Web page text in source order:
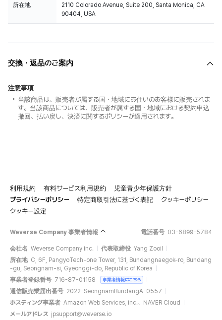
所在地
2110 Colorado Avenue, Suite 200, Santa Monica, CA
90404, USA
交換・返品のご案内
注意事項
当該商品は、販売者が属する国・地域にお住いのお客様に販売されま
す。当該商品については、販売者が属する国・地域における契約申込
撤回、払い戻し、決済に関するポリシーが適用されます。
利用規約 有料サービス利用規約
児童青少年保護方針
プライバシーポリシー
特定商取引法に基づく表記
クッキーポリシー
クッキー設定
Weverse Company 事業者情報 電話番号 03-6899-5784
会社名 Weverse Company Inc. 代表取締役 Yang Zooil
所在地 C, 6F, PangyoTech-one Tower, 131, Bundangnaegok-ro, Bundang
-gu, Seongnam-si, Gyeonggi-do, Republic of Korea
事業者登録番号 716-87-01158 事業者情報はこちら
通信販売業届出番号 2022-SeongnamBundangA-0557
ホスティング事業者 Amazon Web Services, Inc.、NAVER Cloud
メールアドレス jpsupport@weverse.io